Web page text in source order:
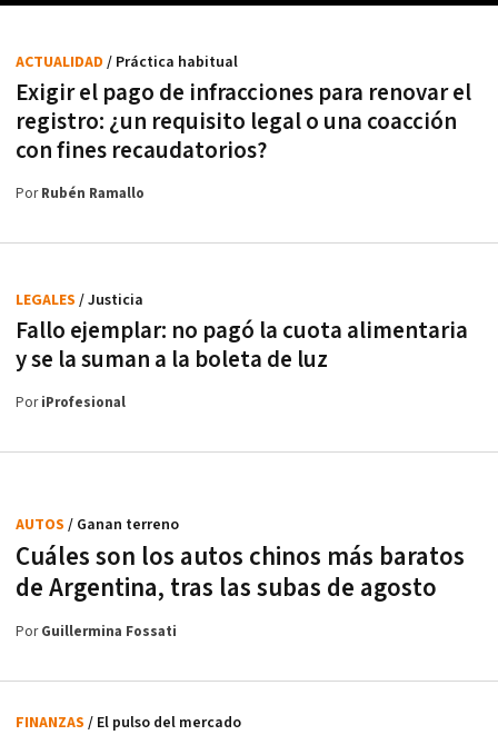
Exigir el pago de infracciones para renovar el
registro: ¿un requisito legal o una coacción
con fines recaudatorios?
ACTUALIDAD / Práctica habitual
PorRubén Ramallo
Fallo ejemplar: no pagó la cuota alimentaria
y se la suman a la boleta de luz
LEGALES / Justicia
PoriProfesional
Cuáles son los autos chinos más baratos
de Argentina, tras las subas de agosto
AUTOS / Ganan terreno
PorGuillermina Fossati
FINANZAS / El pulso del mercado